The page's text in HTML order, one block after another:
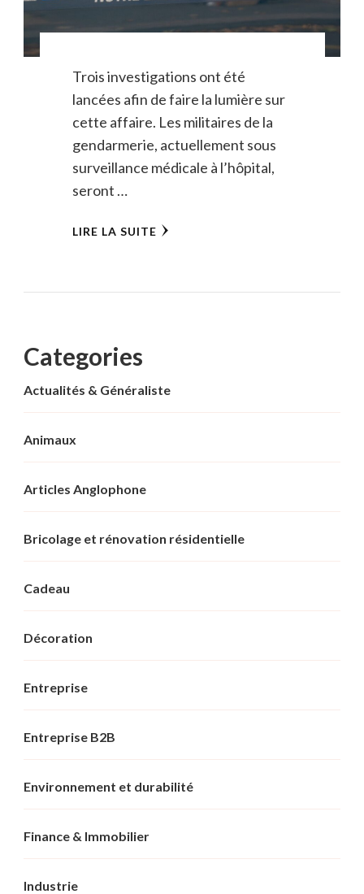
Trois investigations ont été
lancées afin de faire la lumière sur
cette affaire. Les militaires de la
gendarmerie, actuellement sous
surveillance médicale à l’hôpital,
seront …
LIRE LA SUITE
Categories
Actualités & Généraliste
Animaux
Articles Anglophone
Bricolage et rénovation résidentielle
Cadeau
Décoration
Entreprise
Entreprise B2B
Environnement et durabilité
Finance & Immobilier
Industrie